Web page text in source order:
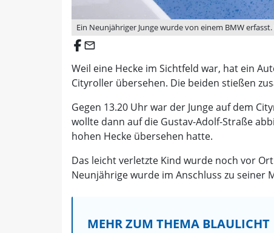
Ein Neunjähriger Junge wurde von einem BMW
email
Weil eine Hecke im Sichtfeld war, hat ein
Cityroller übersehen. Die beiden stießen
Gegen 13.20 Uhr war der Junge auf dem
wollte dann auf die Gustav-Adolf-Straße
hohen Hecke übersehen hatte.
Das leicht verletzte Kind wurde noch vor
Neunjährige wurde im Anschluss zu seiner
MEHR ZUM THEMA BLAULICHT